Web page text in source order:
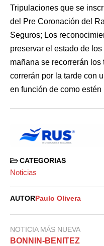
Tripulaciones que se
del Pre Coronación del
Seguros; Los
preservar el estado de
mañana se recorrerán
correrán por la tarde con
en función de como estén
CATEGORIAS
Noticias
AUTOR Paulo Olivera
NOTICIA MÁS NUEVA
BONNIN-BENITEZ